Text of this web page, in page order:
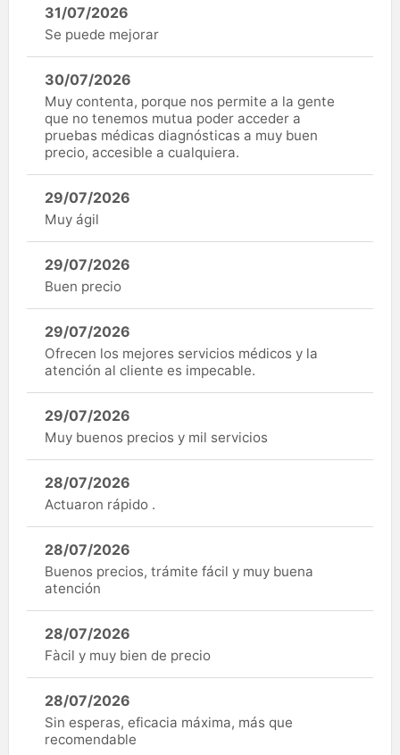
31/07/2026
Se puede mejorar
30/07/2026
Muy contenta, porque nos permite a la gente
que no tenemos mutua poder acceder a
pruebas médicas diagnósticas a muy buen
precio, accesible a cualquiera.
29/07/2026
Muy ágil
29/07/2026
Buen precio
29/07/2026
Ofrecen los mejores servicios médicos y la
atención al cliente es impecable.
29/07/2026
Muy buenos precios y mil servicios
28/07/2026
Actuaron rápido .
28/07/2026
Buenos precios, trámite fácil y muy buena
atención
28/07/2026
Fàcil y muy bien de precio
28/07/2026
Sin esperas, eficacia máxima, más que
recomendable